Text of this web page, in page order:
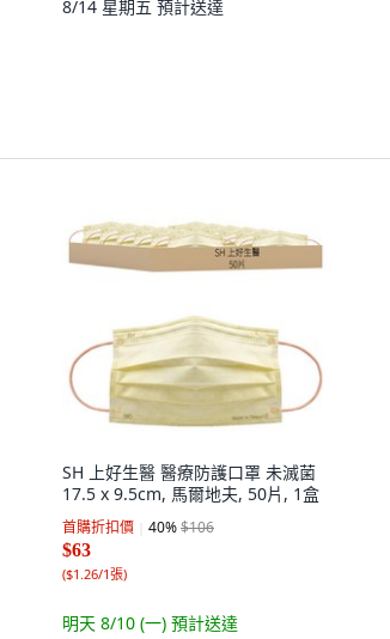
8/14 星期五 預計送達
SH 上好生醫 醫療防護口罩 未滅菌
17.5 x 9.5cm, 馬爾地夫, 50片, 1盒
首購折扣價 40%$106
$63
($1.26/1張)
明天 8/10 (一) 預計送達